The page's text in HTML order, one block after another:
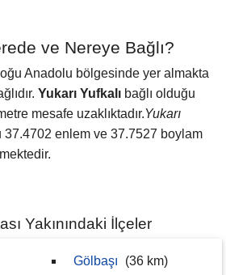
ve Nereye Bağlı?
Anadolu bölgesinde yer almakta
Yukarı Yufkalı bağlı olduğu
mesafe uzaklıktadır.Yukarı
37.4702 enlem ve 37.7527 boylam
Yakınındaki İlçeler
Gölbaşı (36 km)